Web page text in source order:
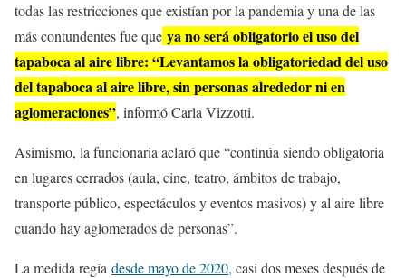
todas las restricciones que existían por la pandemia y una de las
más contundentes fue que ya no será obligatorio el uso del
tapaboca al aire libre: “Levantamos la obligatoriedad del uso
del tapaboca al aire libre, sin personas alrededor ni en
aglomeraciones”, informó Carla Vizzotti.
Asimismo, la funcionaria aclaró que “continúa siendo obligatoria
en lugares cerrados (aula, cine, teatro, ámbitos de trabajo,
transporte público, espectáculos y eventos masivos) y al aire libre
cuando hay aglomerados de personas”.
La medida regía desde mayo de 2020, casi dos meses después de